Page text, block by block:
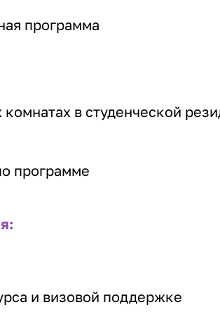
программа
в студенческой
программе
и визовой поддержке